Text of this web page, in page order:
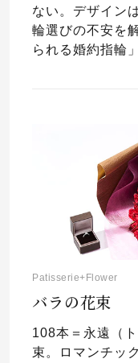
ない。デザイン
輪選びの不安を
られる婚約指輪
Patisserie+Flower
バラの花束
108本＝永遠（
束。ロマンチッ